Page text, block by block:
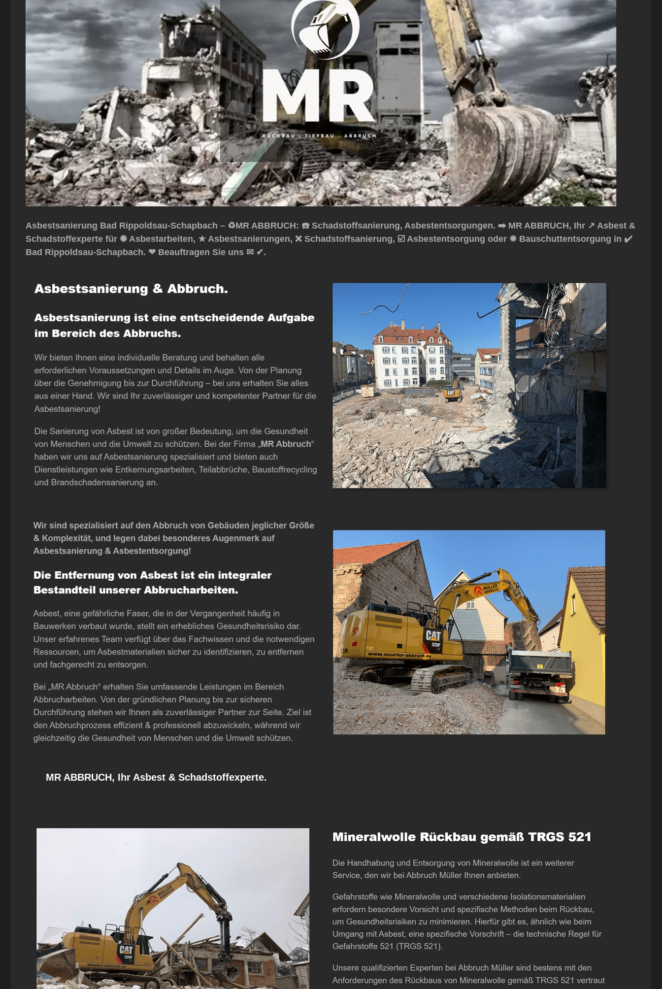
Asbestsanierung Bad Rippoldsau-Schapbach – ♻️MR ABBRUCH: ☎️ Schadstoffsanierung, Asbestentsorgungen. ➡️ MR ABBRUCH, Ihr ↗️ Asbest &
Schadstoffexperte für ✺ Asbestarbeiten, ★ Asbestsanierungen, ❌ Schadstoffsanierung, ☑️ Asbestentsorgung oder ✹ Bauschuttentsorgung in ✔️
Bad Rippoldsau-Schapbach. ❤ Beauftragen Sie uns ✉ ✔.
MR ABBRUCH, Ihr Asbest & Schadstoffexperte.